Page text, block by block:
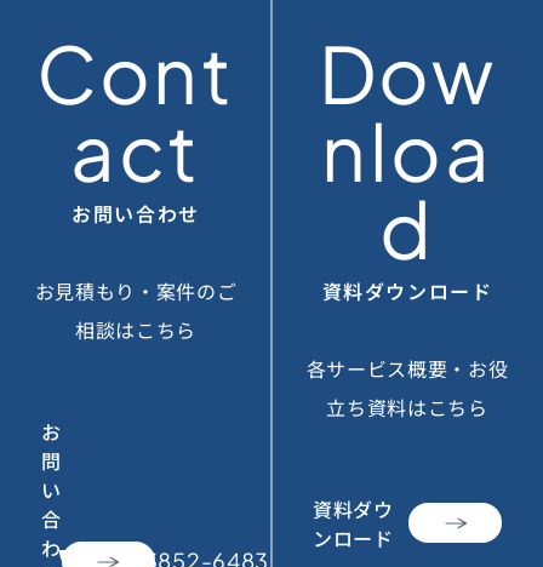
Cont
act
お問い合わせ
お見積もり・案件のご
相談はこちら
お
問
い
合
わcall 050-3852-6483
Dow
nloa
d
資料ダウンロード
各サービス概要・お役
立ち資料はこちら
資料ダウ
ンロード